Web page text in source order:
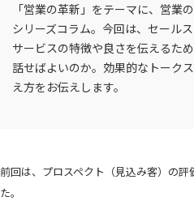
「営業の革新」をテーマに、営業
シリーズコラム。今回は、セール
サービスの特徴や良さを伝えるた
話せばよいのか。効果的なトーク
え方をお伝えします。
前回は、プロスペクト（見込み客）の
た。